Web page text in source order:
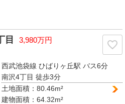
目 3,980万円
西武池袋線 ひばりヶ丘駅バス6分
南沢4丁目 徒歩3分
土地面積：80.46m²
建物面積：64.32m²